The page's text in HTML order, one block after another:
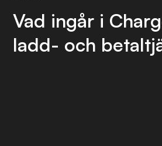
Vad ingår i
ladd- och